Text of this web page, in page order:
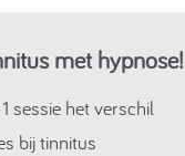
met hypnose!
sessie het verschil
bij tinnitus